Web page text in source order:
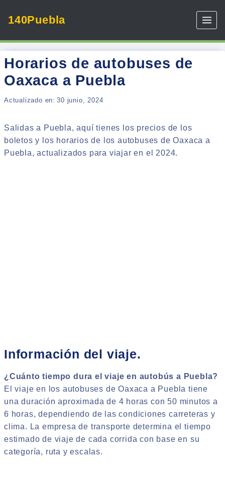
140Puebla
Horarios de autobuses de
Oaxaca a Puebla
Actualizado en: 30 junio, 2024
Salidas a Puebla, aquí tienes los precios de los
boletos y los horarios de los autobuses de Oaxaca a
Puebla, actualizados para viajar en el 2024.
Información del viaje.
¿Cuánto tiempo dura el viaje en autobús a Puebla?
El viaje en los autobuses de Oaxaca a Puebla tiene
una duración aproximada de 4 horas con 50 minutos a
6 horas, dependiendo de las condiciones carreteras y
clima. La empresa de transporte determina el tiempo
estimado de viaje de cada corrida con base en su
categoría, ruta y escalas.